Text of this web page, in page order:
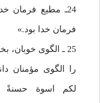
24ـ مطيع فرمان
فرمان خدا بود.»
25 ـ الگوى
را الگوى مؤمنان
لكم اسوة حسنةً